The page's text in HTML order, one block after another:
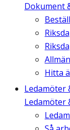
Dokument
Hitta
Ledamöter
Ledamöter